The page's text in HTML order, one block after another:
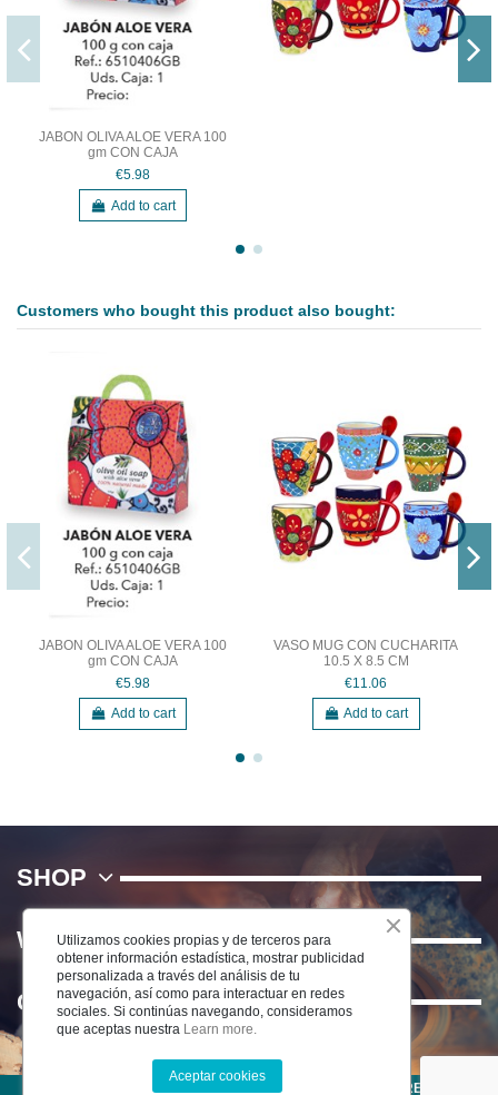
JABON OLIVA ALOE VERA 100
gm CON CAJA
€5.98
Add to cart
Customers who bought this product also bought:
JABON OLIVA ALOE VERA 100
gm CON CAJA
€5.98
Add to cart
VASO MUG CON CUCHARITA
10.5 X 8.5 CM
€11.06
Add to cart
SHOP
WE
Contact us
©2022 CERÁMICA DEL RÍO SALADO S.L . TODOS LOS DERECHOS
Utilizamos cookies propias y de terceros para
obtener información estadística, mostrar publicidad
personalizada a través del análisis de tu
navegación, así como para interactuar en redes
sociales. Si continúas navegando, consideramos
que aceptas nuestra Learn more.
Aceptar cookies